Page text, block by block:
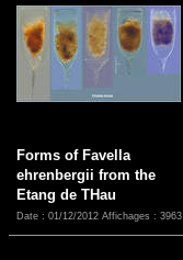
Forms of Favella
ehrenbergii from the
Etang de THau
Date : 01/12/2012 Affichages : 3963